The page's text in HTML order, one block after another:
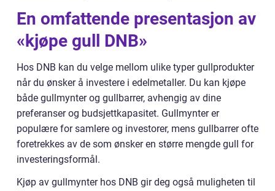
En omfattende presentasjon av
«kjøpe gull DNB»
Hos DNB kan du velge mellom ulike typer gullprodukter
når du ønsker å investere i edelmetaller. Du kan kjøpe
både gullmynter og gullbarrer, avhengig av dine
preferanser og budsjettkapasitet. Gullmynter er
populære for samlere og investorer, mens gullbarrer ofte
foretrekkes av de som ønsker en større mengde gull for
investeringsformål.
Kjøp av gullmynter hos DNB gir deg også muligheten til